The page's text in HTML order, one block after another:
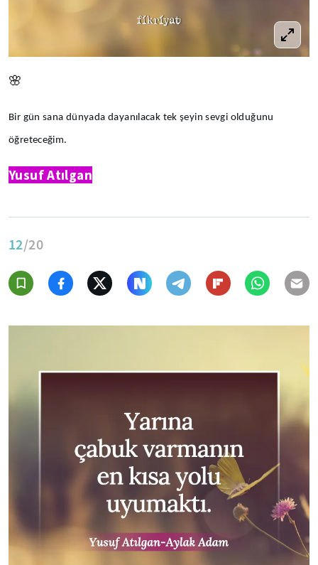
🌸
Bir gün sana dünyada dayanılacak tek şeyin sevgi olduğunu
öğreteceğim.
Yusuf Atılgan
12/20